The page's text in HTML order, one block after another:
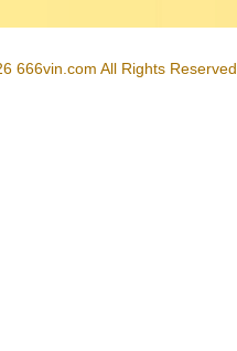
666vin.com All Rights Reserved